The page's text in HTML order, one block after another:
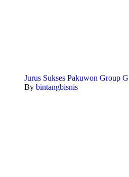
Jurus Sukses Pakuwon Group
By bintangbisnis